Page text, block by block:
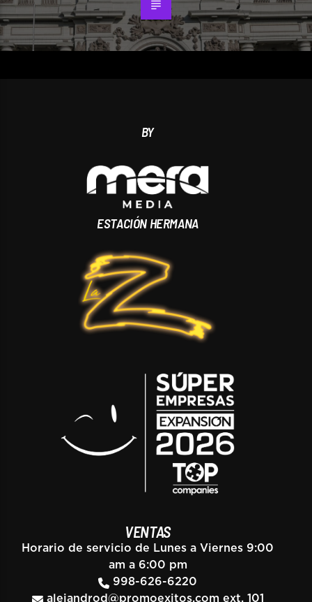
BY
ESTACIÓN HERMANA
VENTAS
Horario de servicio de Lunes a Viernes 9:00
am a 6:00 pm
998-626-6220
alejandrod@promoexitos.com ext. 101